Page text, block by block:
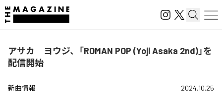
アサカ ヨウジ、「ROMAN POP (Yoji Asaka 2nd)」を
配信開始
新曲情報 2024.10.25